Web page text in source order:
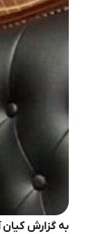
به گزارش کیان